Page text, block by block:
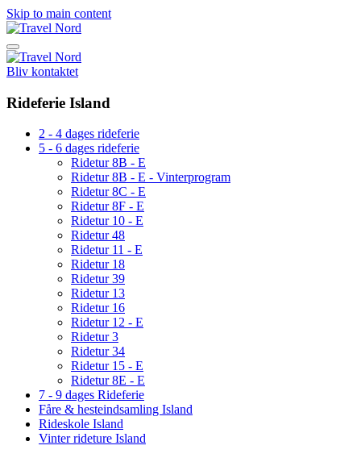
Skip to main content
Bliv kontaktet
Rideferie Island
2 - 4 dages rideferie
5 - 6 dages rideferie
Ridetur 8B - E
Ridetur 8B - E - Vinterprogram
Ridetur 8C - E
Ridetur 8F - E
Ridetur 10 - E
Ridetur 48
Ridetur 11 - E
Ridetur 18
Ridetur 39
Ridetur 13
Ridetur 16
Ridetur 12 - E
Ridetur 3
Ridetur 34
Ridetur 15 - E
Ridetur 8E - E
7 - 9 dages Rideferie
Fåre & hesteindsamling Island
Rideskole Island
Vinter rideture Island